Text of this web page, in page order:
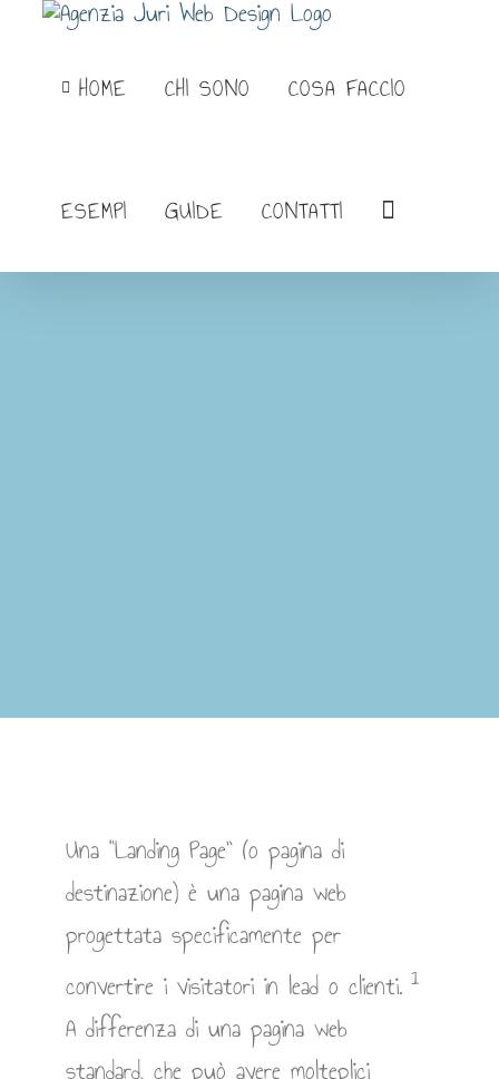
contenutoHOME CHI SONO COSA FACCIO
ESEMPI GUIDE CONTATTI
Una “Landing Page” (o pagina di
destinazione) è una pagina web
progettata specificamente per
convertire i visitatori in lead o clienti. 1
A differenza di una pagina web
standard, che può avere molteplici